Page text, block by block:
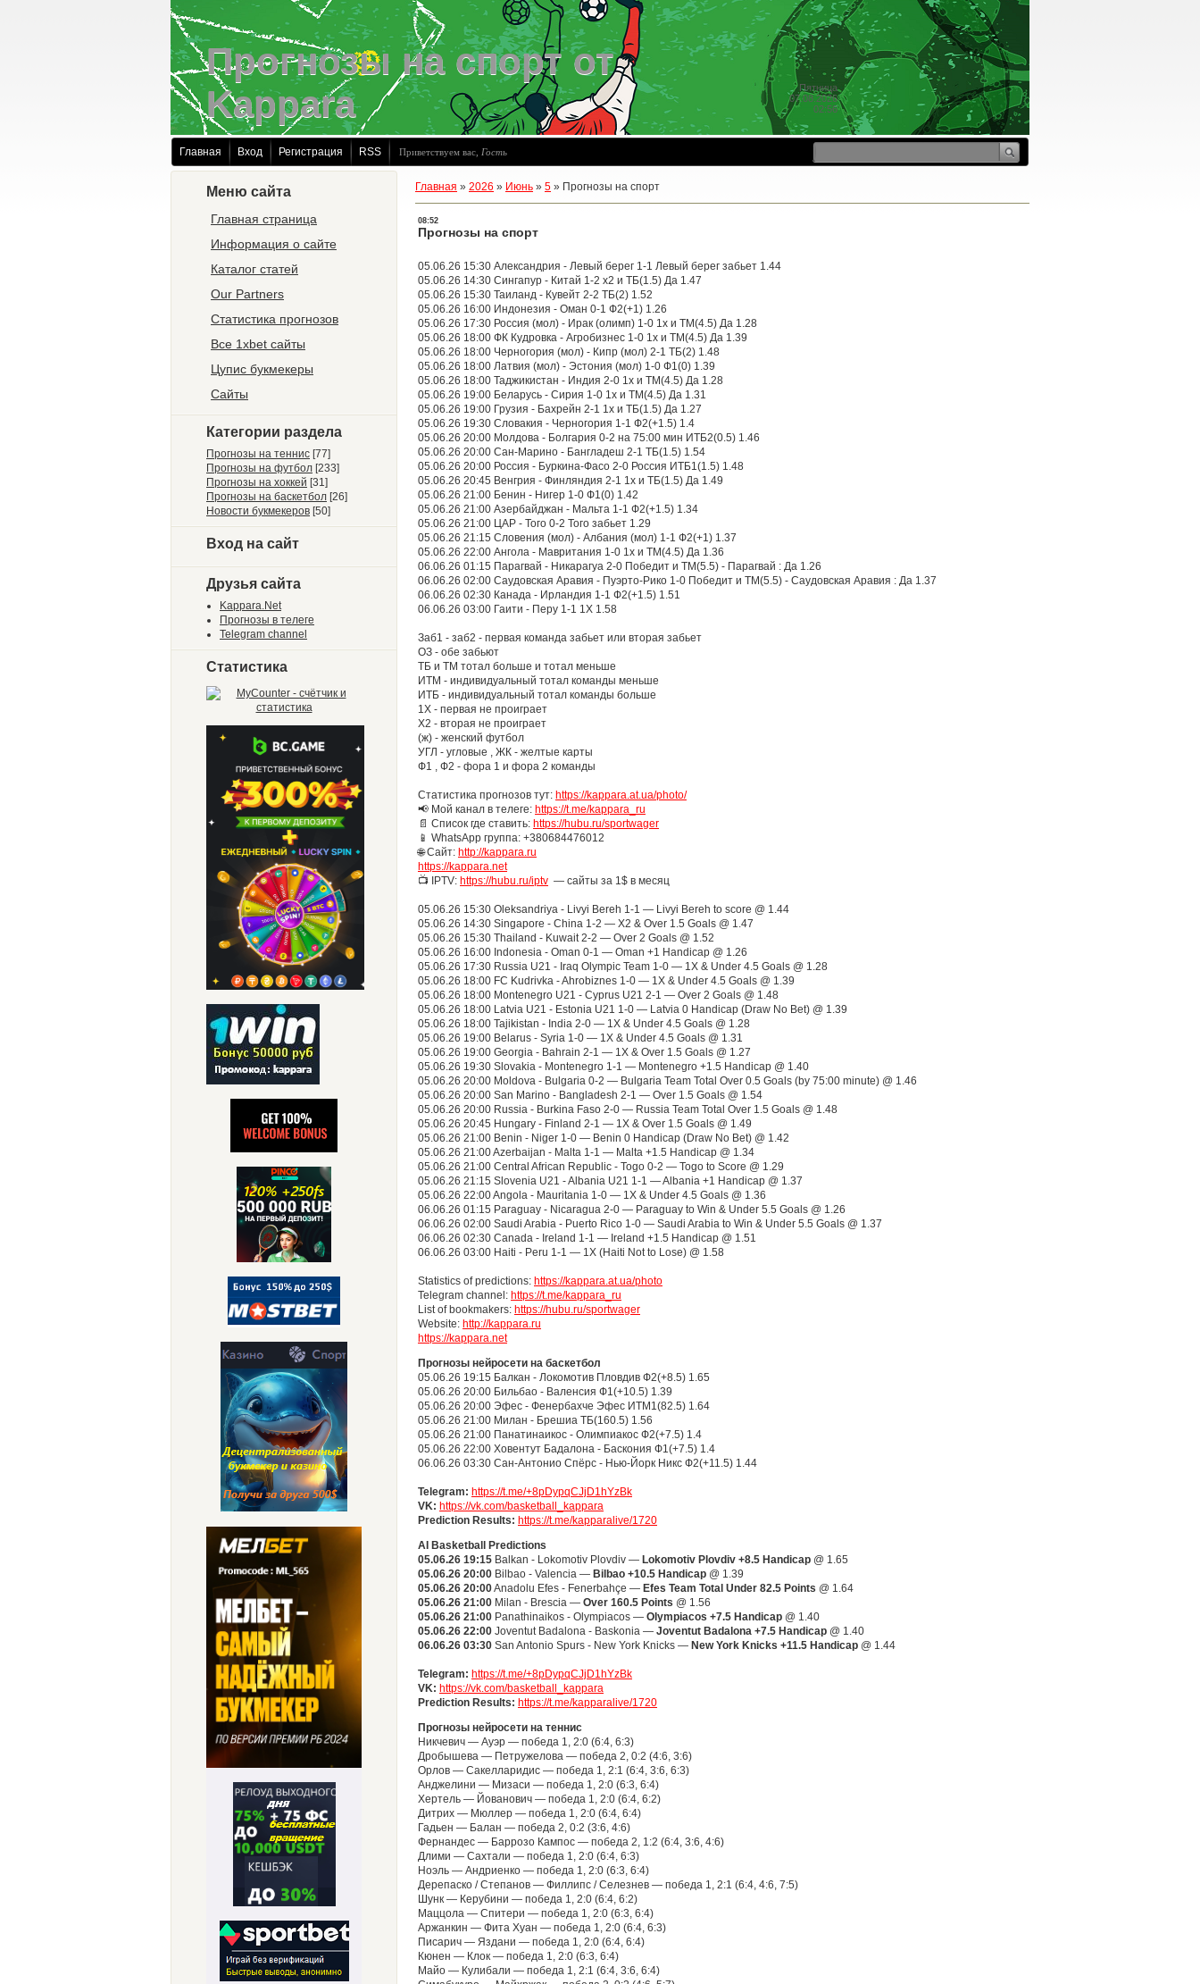
Пятница
07.08.2026
02:56
Прогнозы на спорт от
Kappara
Главная Вход Регистрация RSS Приветствуем вас Гость
Меню сайта
Главная страница
Информация о сайте
Каталог статей
Our Partners
Статистика прогнозов
Все 1xbet сайты
Цупис букмекеры
Сайты
Категории раздела
Прогнозы на теннис [77]
Прогнозы на футбол [233]
Прогнозы на хоккей [31]
Прогнозы на баскетбол [26]
Новости букмекеров [50]
Вход на сайт
Друзья сайта
Kappara.Net
Прогнозы в телеге
Telegram channel
Статистика
Главная » 2026 » Июнь » 5 » Прогнозы на спорт
08:52
Прогнозы на спорт
05.06.26 15:30 Александрия - Левый берег 1-1 Левый берег забьет 1.44
05.06.26 14:30 Сингапур - Китай 1-2 х2 и ТБ(1.5) Да 1.47
05.06.26 15:30 Таиланд - Кувейт 2-2 ТБ(2) 1.52
05.06.26 16:00 Индонезия - Оман 0-1 Ф2(+1) 1.26
05.06.26 17:30 Россия (мол) - Ирак (олимп) 1-0 1х и ТМ(4.5) Да 1.28
05.06.26 18:00 ФК Кудровка - Агробизнес 1-0 1х и ТМ(4.5) Да 1.39
05.06.26 18:00 Черногория (мол) - Кипр (мол) 2-1 ТБ(2) 1.48
05.06.26 18:00 Латвия (мол) - Эстония (мол) 1-0 Ф1(0) 1.39
05.06.26 18:00 Таджикистан - Индия 2-0 1х и ТМ(4.5) Да 1.28
05.06.26 19:00 Беларусь - Сирия 1-0 1х и ТМ(4.5) Да 1.31
05.06.26 19:00 Грузия - Бахрейн 2-1 1х и ТБ(1.5) Да 1.27
05.06.26 19:30 Словакия - Черногория 1-1 Ф2(+1.5) 1.4
05.06.26 20:00 Молдова - Болгария 0-2 на 75:00 мин ИТБ2(0.5) 1.46
05.06.26 20:00 Сан-Марино - Бангладеш 2-1 ТБ(1.5) 1.54
05.06.26 20:00 Россия - Буркина-Фасо 2-0 Россия ИТБ1(1.5) 1.48
05.06.26 20:45 Венгрия - Финляндия 2-1 1х и ТБ(1.5) Да 1.49
05.06.26 21:00 Бенин - Нигер 1-0 Ф1(0) 1.42
05.06.26 21:00 Азербайджан - Мальта 1-1 Ф2(+1.5) 1.34
05.06.26 21:00 ЦАР - Того 0-2 Того забьет 1.29
05.06.26 21:15 Словения (мол) - Албания (мол) 1-1 Ф2(+1) 1.37
05.06.26 22:00 Ангола - Мавритания 1-0 1х и ТМ(4.5) Да 1.36
06.06.26 01:15 Парагвай - Никарагуа 2-0 Победит и ТМ(5.5) - Парагвай : Да 1.26
06.06.26 02:00 Саудовская Аравия - Пуэрто-Рико 1-0 Победит и ТМ(5.5) - Саудовская Аравия : Да 1.37
06.06.26 02:30 Канада - Ирландия 1-1 Ф2(+1.5) 1.51
06.06.26 03:00 Гаити - Перу 1-1 1X 1.58
Заб1 - заб2 - первая команда забьет или вторая забьет
ОЗ - обе забьют
ТБ и ТМ тотал больше и тотал меньше
ИТМ - индивидуальный тотал команды меньше
ИТБ - индивидуальный тотал команды больше
1Х - первая не проиграет
Х2 - вторая не проиграет
(ж) - женский футбол
УГЛ - угловые , ЖК - желтые карты
Ф1 , Ф2 - фора 1 и фора 2 команды
Статистика прогнозов тут: https://kappara.at.ua/photo/
📢 Мой канал в телеге: https://t.me/kappara_ru
📄 Список где ставить: https://hubu.ru/sportwager
📱 WhatsApp группа: +380684476012
🌐 Сайт: http://kappara.ru
https://kappara.net
📺 IPTV: https://hubu.ru/iptv — сайты за 1$ в месяц
05.06.26 15:30 Oleksandriya - Livyi Bereh 1-1 — Livyi Bereh to score @ 1.44
05.06.26 14:30 Singapore - China 1-2 — X2 & Over 1.5 Goals @ 1.47
05.06.26 15:30 Thailand - Kuwait 2-2 — Over 2 Goals @ 1.52
05.06.26 16:00 Indonesia - Oman 0-1 — Oman +1 Handicap @ 1.26
05.06.26 17:30 Russia U21 - Iraq Olympic Team 1-0 — 1X & Under 4.5 Goals @ 1.28
05.06.26 18:00 FC Kudrivka - Ahrobiznes 1-0 — 1X & Under 4.5 Goals @ 1.39
05.06.26 18:00 Montenegro U21 - Cyprus U21 2-1 — Over 2 Goals @ 1.48
05.06.26 18:00 Latvia U21 - Estonia U21 1-0 — Latvia 0 Handicap (Draw No Bet) @ 1.39
05.06.26 18:00 Tajikistan - India 2-0 — 1X & Under 4.5 Goals @ 1.28
05.06.26 19:00 Belarus - Syria 1-0 — 1X & Under 4.5 Goals @ 1.31
05.06.26 19:00 Georgia - Bahrain 2-1 — 1X & Over 1.5 Goals @ 1.27
05.06.26 19:30 Slovakia - Montenegro 1-1 — Montenegro +1.5 Handicap @ 1.40
05.06.26 20:00 Moldova - Bulgaria 0-2 — Bulgaria Team Total Over 0.5 Goals (by 75:00 minute) @ 1.46
05.06.26 20:00 San Marino - Bangladesh 2-1 — Over 1.5 Goals @ 1.54
05.06.26 20:00 Russia - Burkina Faso 2-0 — Russia Team Total Over 1.5 Goals @ 1.48
05.06.26 20:45 Hungary - Finland 2-1 — 1X & Over 1.5 Goals @ 1.49
05.06.26 21:00 Benin - Niger 1-0 — Benin 0 Handicap (Draw No Bet) @ 1.42
05.06.26 21:00 Azerbaijan - Malta 1-1 — Malta +1.5 Handicap @ 1.34
05.06.26 21:00 Central African Republic - Togo 0-2 — Togo to Score @ 1.29
05.06.26 21:15 Slovenia U21 - Albania U21 1-1 — Albania +1 Handicap @ 1.37
05.06.26 22:00 Angola - Mauritania 1-0 — 1X & Under 4.5 Goals @ 1.36
06.06.26 01:15 Paraguay - Nicaragua 2-0 — Paraguay to Win & Under 5.5 Goals @ 1.26
06.06.26 02:00 Saudi Arabia - Puerto Rico 1-0 — Saudi Arabia to Win & Under 5.5 Goals @ 1.37
06.06.26 02:30 Canada - Ireland 1-1 — Ireland +1.5 Handicap @ 1.51
06.06.26 03:00 Haiti - Peru 1-1 — 1X (Haiti Not to Lose) @ 1.58
Statistics of predictions: https://kappara.at.ua/photo
Telegram channel: https://t.me/kappara_ru
List of bookmakers: https://hubu.ru/sportwager
Website: http://kappara.ru
https://kappara.net
Прогнозы нейросети на баскетбол
05.06.26 19:15 Балкан - Локомотив Пловдив Ф2(+8.5) 1.65
05.06.26 20:00 Бильбао - Валенсия Ф1(+10.5) 1.39
05.06.26 20:00 Эфес - Фенербахче Эфес ИТМ1(82.5) 1.64
05.06.26 21:00 Милан - Брешиа ТБ(160.5) 1.56
05.06.26 21:00 Панатинаикос - Олимпиакос Ф2(+7.5) 1.4
05.06.26 22:00 Ховентут Бадалона - Баскония Ф1(+7.5) 1.4
06.06.26 03:30 Сан-Антонио Спёрс - Нью-Йорк Никс Ф2(+11.5) 1.44
Telegram: https://t.me/+8pDypqCJjD1hYzBk
VK: https://vk.com/basketball_kappara
Prediction Results: https://t.me/kapparalive/1720
AI Basketball Predictions
05.06.26 19:15 Balkan - Lokomotiv Plovdiv — Lokomotiv Plovdiv +8.5 Handicap @ 1.65
05.06.26 20:00 Bilbao - Valencia — Bilbao +10.5 Handicap @ 1.39
05.06.26 20:00Anadolu Efes - Fenerbahçe — Efes Team Total Under 82.5 Points @ 1.64
05.06.26 21:00 Milan - Brescia — Over 160.5 Points @ 1.56
05.06.26 21:00 Panathinaikos - Olympiacos — Olympiacos +7.5 Handicap @ 1.40
05.06.26 22:00 Joventut Badalona - Baskonia — Joventut Badalona +7.5 Handicap @ 1.40
06.06.26 03:30 San Antonio Spurs - New York Knicks — New York Knicks +11.5 Handicap @ 1.44
Telegram: https://t.me/+8pDypqCJjD1hYzBk
VK: https://vk.com/basketball_kappara
Prediction Results: https://t.me/kapparalive/1720
Прогнозы нейросети на теннис
Никчевич — Ауэр — победа 1, 2:0 (6:4, 6:3)
Дробышева — Петружелова — победа 2, 0:2 (4:6, 3:6)
Орлов — Сакелларидис — победа 1, 2:1 (6:4, 3:6, 6:3)
Анджелини — Мизаси — победа 1, 2:0 (6:3, 6:4)
Хертель — Йованович — победа 1, 2:0 (6:4, 6:2)
Дитрих — Мюллер — победа 1, 2:0 (6:4, 6:4)
Гадьен — Балан — победа 2, 0:2 (3:6, 4:6)
Фернандес — Баррозо Кампос — победа 2, 1:2 (6:4, 3:6, 4:6)
Длими — Сахтали — победа 1, 2:0 (6:4, 6:3)
Ноэль — Андриенко — победа 1, 2:0 (6:3, 6:4)
Дерепаско / Степанов — Филлипс / Селезнев — победа 1, 2:1 (6:4, 4:6, 7:5)
Шунк — Керубини — победа 1, 2:0 (6:4, 6:2)
Маццола — Спитери — победа 1, 2:0 (6:3, 6:4)
Аржанкин — Фита Хуан — победа 1, 2:0 (6:4, 6:3)
Писарич — Яздани — победа 1, 2:0 (6:4, 6:4)
Кюнен — Клок — победа 1, 2:0 (6:3, 6:4)
Майо — Кулибали — победа 1, 2:1 (6:4, 3:6, 6:4)